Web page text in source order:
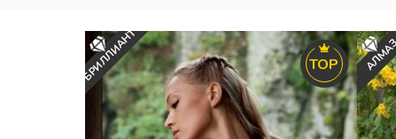
TOP
БРИЛЛИАНТ